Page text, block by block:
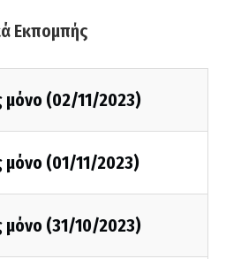
Εκπομπής
μόνο (02/11/2023)
μόνο (01/11/2023)
μόνο (31/10/2023)